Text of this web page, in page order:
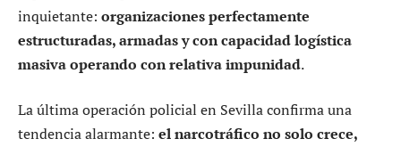
inquietante: organizaciones perfectamente
estructuradas, armadas y con capacidad logística
masiva operando con relativa impunidad.
La última operación policial en Sevilla confirma una
tendencia alarmante: el narcotráfico no solo crece,